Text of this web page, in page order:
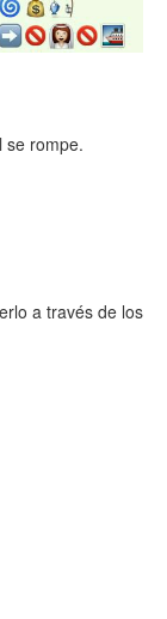
se rompe.
a través de los